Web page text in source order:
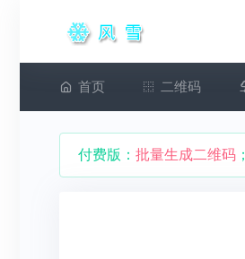
首页 二维码
付费版： 批量生成二维码；